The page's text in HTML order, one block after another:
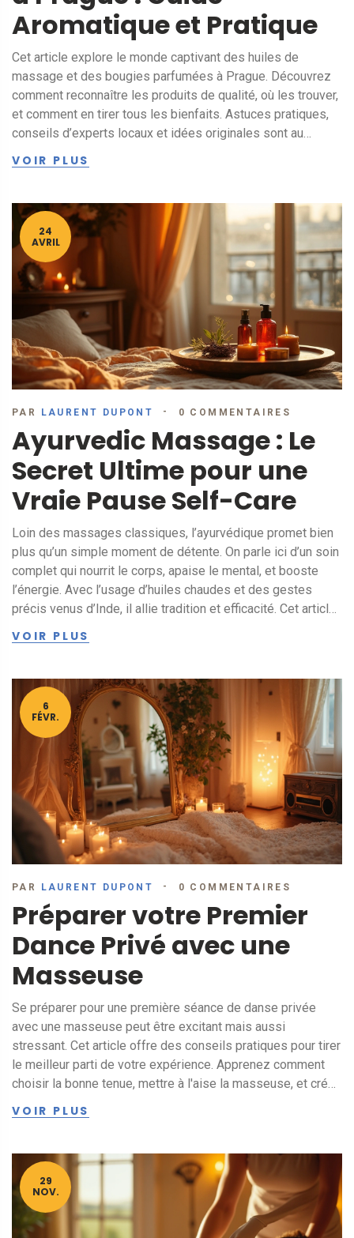
Aromatique et Pratique
Cet article explore le monde captivant des huiles de
massage et des bougies parfumées à Prague. Découvrez
comment reconnaître les produits de qualité, où les trouver,
et comment en tirer tous les bienfaits. Astuces pratiques,
conseils d’experts locaux et idées originales sont au
routine bien-être. Plongez dans une expérience sensorielle
VOIR PLUS
24
AVRIL
PAR LAURENT DUPONT 0 COMMENTAIRES
Ayurvedic Massage : Le
Secret Ultime pour une
Vraie Pause Self-Care
Loin des massages classiques, l’ayurvédique promet bien
plus qu’un simple moment de détente. On parle ici d’un soin
complet qui nourrit le corps, apaise le mental, et booste
l’énergie. Avec l’usage d’huiles chaudes et des gestes
précis venus d’Inde, il allie tradition et efficacité. Cet article
le top des routines self-care. Conseils pratiques et petits
VOIR PLUS
6
FÉVR.
PAR LAURENT DUPONT 0 COMMENTAIRES
Préparer votre Premier
Dance Privé avec une
Masseuse
Se préparer pour une première séance de danse privée
avec une masseuse peut être excitant mais aussi
stressant. Cet article offre des conseils pratiques pour tirer
le meilleur parti de votre expérience. Apprenez comment
choisir la bonne tenue, mettre à l'aise la masseuse, et créer
également des faits intéressants sur les bienfaits de ce
aventure unique et enrichissante.
VOIR PLUS
29
NOV.